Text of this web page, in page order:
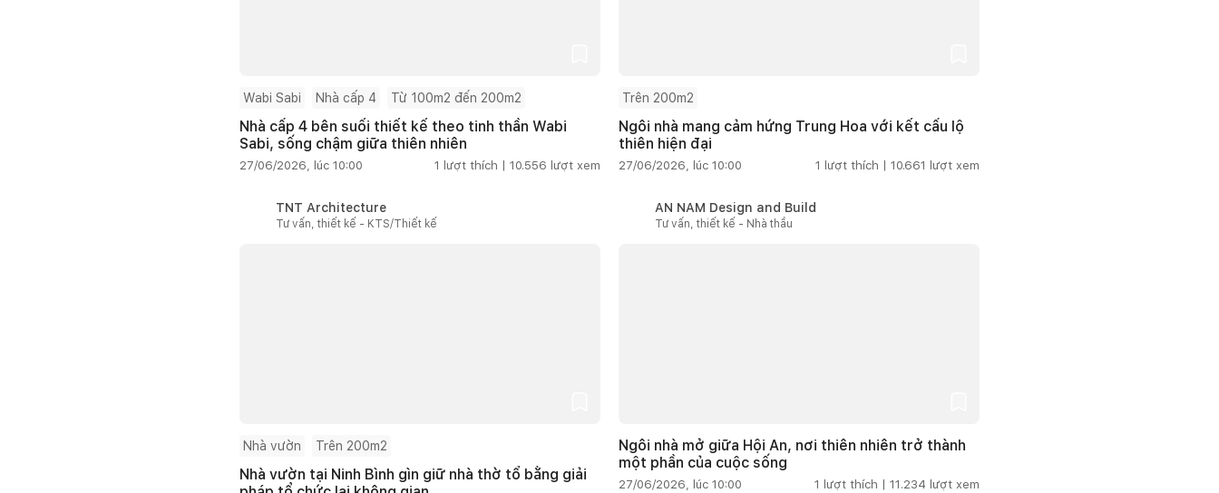
Wabi Sabi Nhà cấp 4 Từ 100m2 đến 200m2
Nhà cấp 4 bên suối thiết kế theo tinh thần Wabi
Sabi, sống chậm giữa thiên nhiên
27/06/2026, lúc 10:00 1 lượt thích | 10.556 lượt xem
Trên 200m2
Ngôi nhà mang cảm hứng Trung Hoa với kết cấu lộ
thiên hiện đại
27/06/2026, lúc 10:00 1 lượt thích | 10.661 lượt xem
TNT Architecture
Tư vấn, thiết kế - KTS/Thiết kế
Nhà vườn Trên 200m2
Nhà vườn tại Ninh Bình gìn giữ nhà thờ tổ bằng giải
AN NAM Design and Build
Tư vấn, thiết kế - Nhà thầu
Ngôi nhà mở giữa Hội An, nơi thiên nhiên trở thành
một phần của cuộc sống
27/06/2026, lúc 10:00 1 lượt thích | 11.234 lượt xem